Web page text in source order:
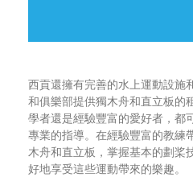
西貢還擁有完善的水上運動設施
和俱樂部提供獨木舟和直立板的
學者還是經驗豐富的愛好者，都
專業的指導。在經驗豐富的教練
木舟和直立板，掌握基本的劃桨
好地享受這些運動帶來的樂趣。